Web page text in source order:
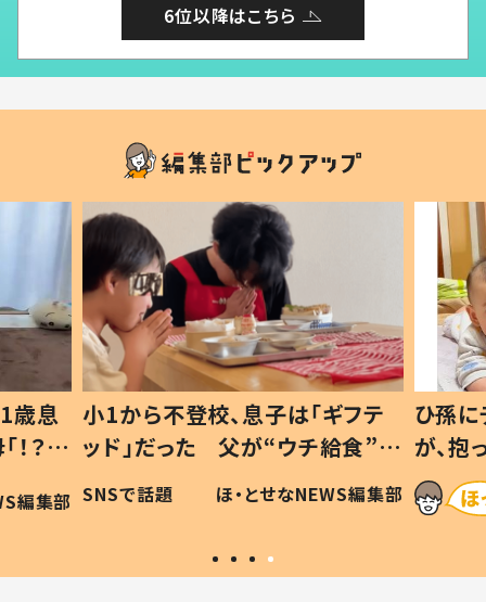
6位以降はこちら
歳息
？」
編集部
小1から不登校、息子は「ギフテ
ッド」だった 父が“ウチ給食”を
作り続ける理由とは #令和の親
#令和の子
SNSで話題 ほ・とせなNEWS編集部
ひ孫
が、
「涙が
い」